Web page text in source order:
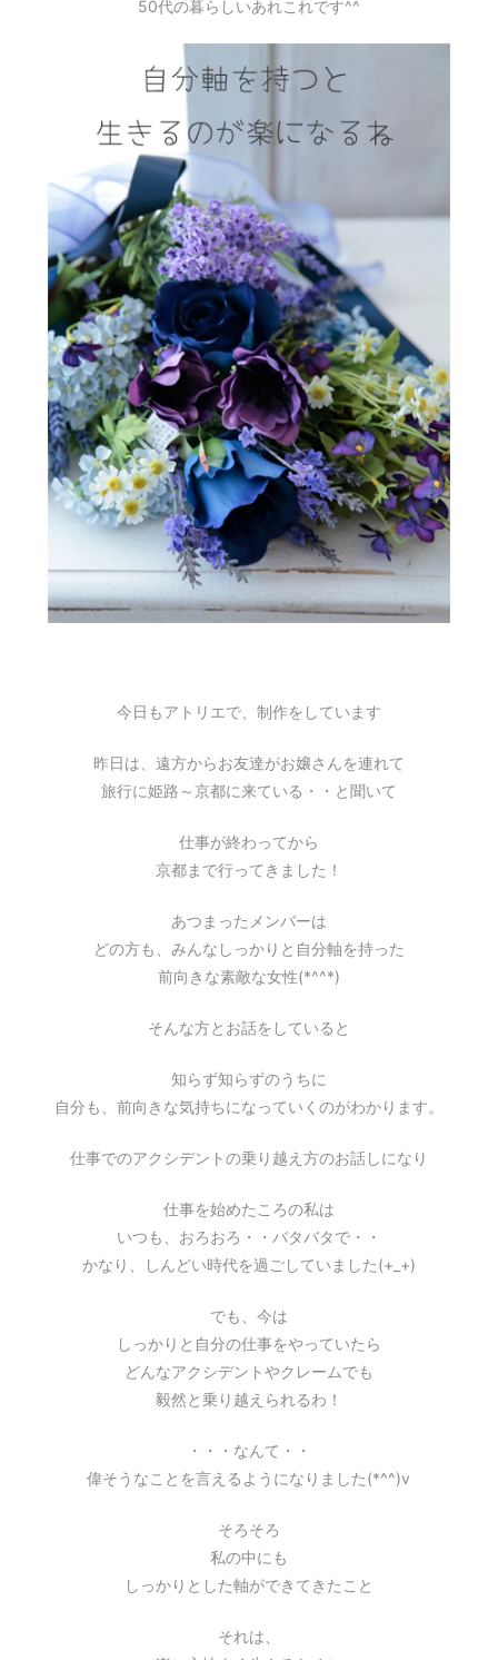
50代の暮らしいあれこれです^^
今日もアトリエで、制作をしています
昨日は、遠方からお友達がお嬢さんを連れて
旅行に姫路～京都に来ている・・と聞いて
仕事が終わってから
京都まで行ってきました！
あつまったメンバーは
どの方も、みんなしっかりと自分軸を持った
前向きな素敵な女性(*^^*)
そんな方とお話をしていると
知らず知らずのうちに
自分も、前向きな気持ちになっていくのがわかります。
仕事でのアクシデントの乗り越え方のお話しになり
仕事を始めたころの私は
いつも、おろおろ・・バタバタで・・
かなり、しんどい時代を過ごしていました(+_+)
でも、今は
しっかりと自分の仕事をやっていたら
どんなアクシデントやクレームでも
毅然と乗り越えられるわ！
・・・なんて・・
偉そうなことを言えるようになりました(*^^)v
そろそろ
私の中にも
しっかりとした軸ができてきたこと
それは、